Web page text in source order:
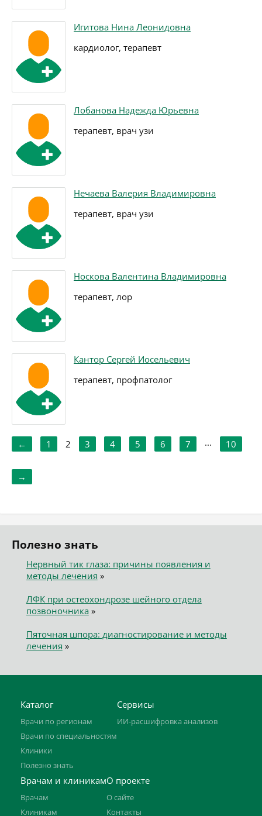
Игитова Нина Леонидовна
кардиолог, терапевт
Лобанова Надежда Юрьевна
терапевт, врач узи
Нечаева Валерия Владимировна
терапевт, врач узи
Носкова Валентина Владимировна
терапевт, лор
Кантор Сергей Иосельевич
терапевт, профпатолог
← 1 2 3 4 5 6 7 ... 10
→
Полезно знать
Нервный тик глаза: причины появления и
методы лечения »
ЛФК при остеохондрозе шейного отдела
позвоночника»
Пяточная шпора: диагностирование и методы
лечения »
Каталог
Врачи по регионам
Врачи по специальностям
Клиники
Полезно знать
Сервисы
ИИ-расшифровка анализов
Врачам и клиникам
Врачам
Клиникам
О проекте
О сайте
Контакты